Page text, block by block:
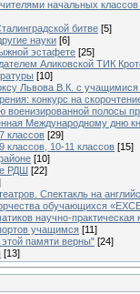
начальных
битве [5]
науки [6]
эстафете [25]
Аликовской ТИК
[10]
Львова В.К. с
конкурс на
военизированной полосы
Международному дню
классов [29]
классов, 10-11 классов [15]
[10]
РДШ [22]
Спектакль на
обучающихся
научно-
учащимся [11]
памяти верны" [24]
[13]